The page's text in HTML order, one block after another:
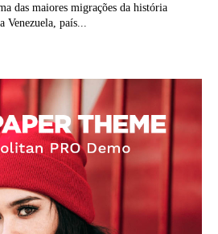
das maiores migrações da história
Venezuela, país...